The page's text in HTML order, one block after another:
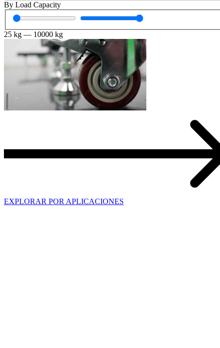
By Load Capacity
25 kg — 10000 kg
EXPLORAR POR APLICACIONES